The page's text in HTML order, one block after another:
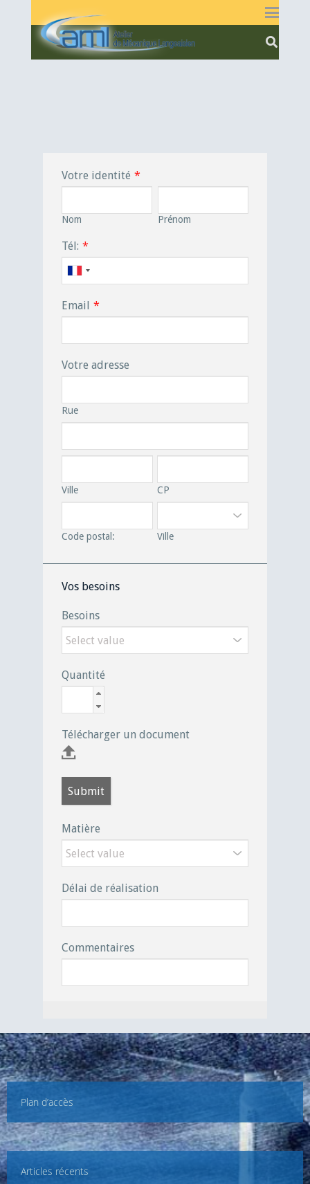
Votre identité *
Nom Prénom
Tél: *
Email *
Votre adresse
Rue
Ville CP
Code postal: Ville
Vos besoins
Besoins
Quantité
Télécharger un document
Submit
Matière
Délai de réalisation
Commentaires
Plan d’accès
Articles récents